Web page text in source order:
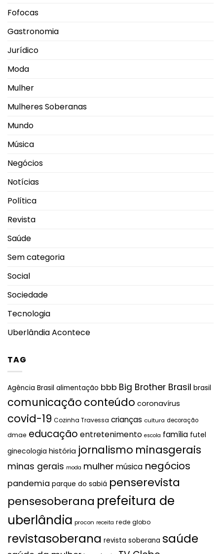
Fofocas
Gastronomia
Jurídico
Moda
Mulher
Mulheres Soberanas
Mundo
Música
Negócios
Notícias
Política
Revista
Saúde
Sem categoria
Social
Sociedade
Tecnologia
Uberlândia Acontece
TAG
Agência Brasil alimentação bbb Big Brother Brasil brasil
comunicação conteúdo coronavírus
covid-19 Cozinha Travessa crianças cultura decoração
dmae educação entretenimento escola família futel
ginecologia história jornalismo minasgerais
minas gerais moda mulher música negócios
pandemia parque do sabiá penserevista
pensesoberana prefeitura de
uberlândia procon receita rede globo
revistasoberana revista soberana saúde